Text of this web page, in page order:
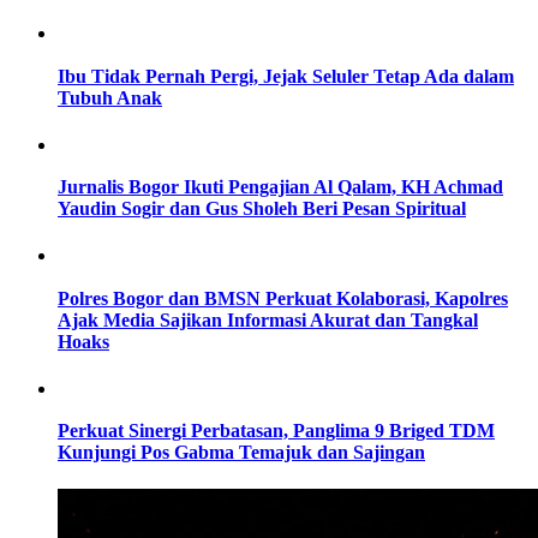
Ibu Tidak Pernah Pergi, Jejak Seluler Tetap Ada dalam
Tubuh Anak
Jurnalis Bogor Ikuti Pengajian Al Qalam, KH Achmad
Yaudin Sogir dan Gus Sholeh Beri Pesan Spiritual
Polres Bogor dan BMSN Perkuat Kolaborasi, Kapolres
Ajak Media Sajikan Informasi Akurat dan Tangkal
Hoaks
Perkuat Sinergi Perbatasan, Panglima 9 Briged TDM
Kunjungi Pos Gabma Temajuk dan Sajingan